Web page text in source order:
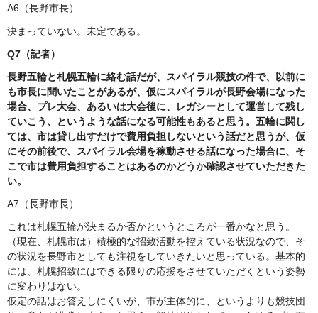
A6（長野市長）
決まっていない。未定である。
Q7（記者）
長野五輪と札幌五輪に絡む話だが、スパイラル競技の件で、以前に
も市長に聞いたことがあるが、仮にスパイラルが長野会場になった
場合、プレ大会、あるいは大会後に、レガシーとして運営して残し
ていこう、というような話になる可能性もあると思う。五輪に関し
ては、市は貸し出すだけで費用負担しないという話だと思うが、仮
にその前後で、スパイラル会場を稼動させる話になった場合に、そ
こで市は費用負担することはあるのかどうか確認させていただきた
い。
A7（長野市長）
これは札幌五輪が決まるか否かというところが一番かなと思う。
（現在、札幌市は）積極的な招致活動を控えている状況なので、そ
の状況を長野市としても注視をしていきたいと思っている。基本的
には、札幌招致にはできる限りの応援をさせていただくという姿勢
に変わりはない。
仮定の話はお答えしにくいが、市が主体的に、というよりも競技団